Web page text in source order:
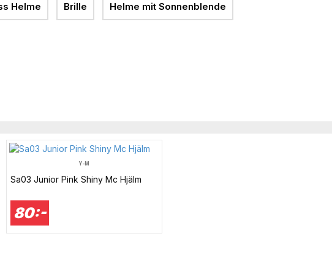
Helme Brille Helme mit Sonnenblende
Y-M
Sa03 Junior Pink Shiny Mc Hjälm
80:-